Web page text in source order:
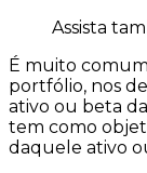
Assista
É muito
portfólio, nos
ativo ou beta
tem como
daquele ativo